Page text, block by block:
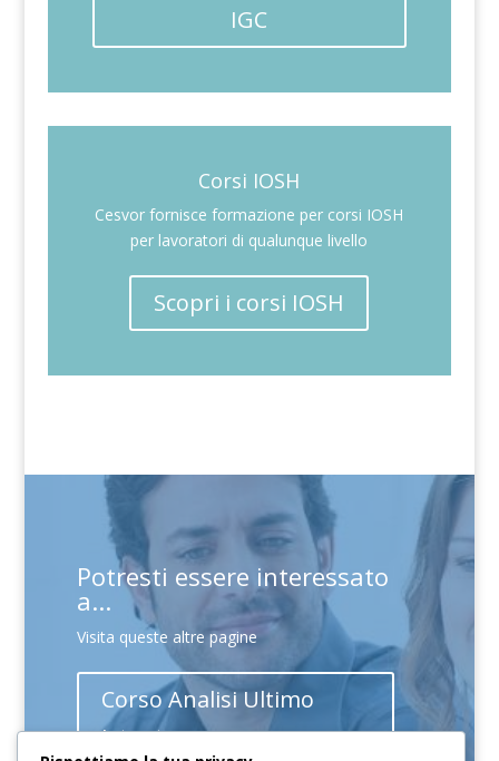
IGC
Corsi IOSH
Cesvor fornisce formazione per corsi IOSH
per lavoratori di qualunque livello
Scopri i corsi IOSH
Potresti essere interessato
a...
Visita queste altre pagine
Corso Analisi Ultimo
Istante